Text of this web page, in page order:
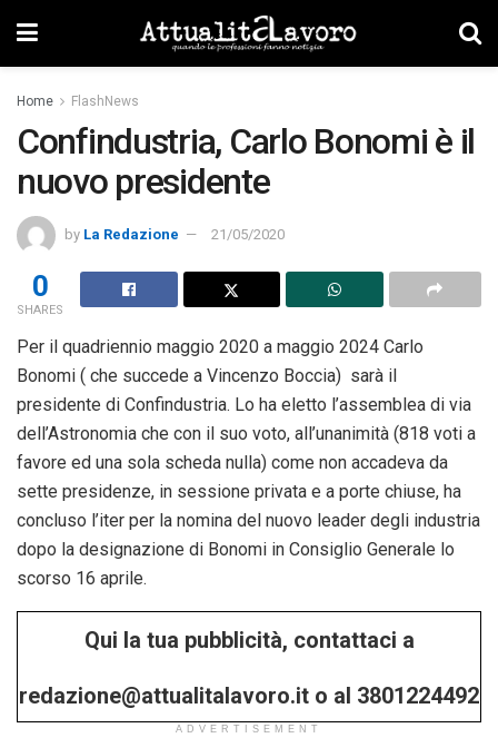
Home FlashNews
Confindustria, Carlo Bonomi è il
nuovo presidente
by La Redazione 21/05/2020
0
SHARES
Per il quadriennio maggio 2020 a maggio 2024 Carlo
Bonomi ( che succede a Vincenzo Boccia) sarà il
presidente di Confindustria. Lo ha eletto l’assemblea di via
dell’Astronomia che con il suo voto, all’unanimità (818 voti a
favore ed una sola scheda nulla) come non accadeva da
sette presidenze, in sessione privata e a porte chiuse, ha
concluso l’iter per la nomina del nuovo leader degli industria
dopo la designazione di Bonomi in Consiglio Generale lo
scorso 16 aprile.
Qui la tua pubblicità, contattaci a
redazione@attualitalavoro.it o al 3801224492
ADVERTISEMENT